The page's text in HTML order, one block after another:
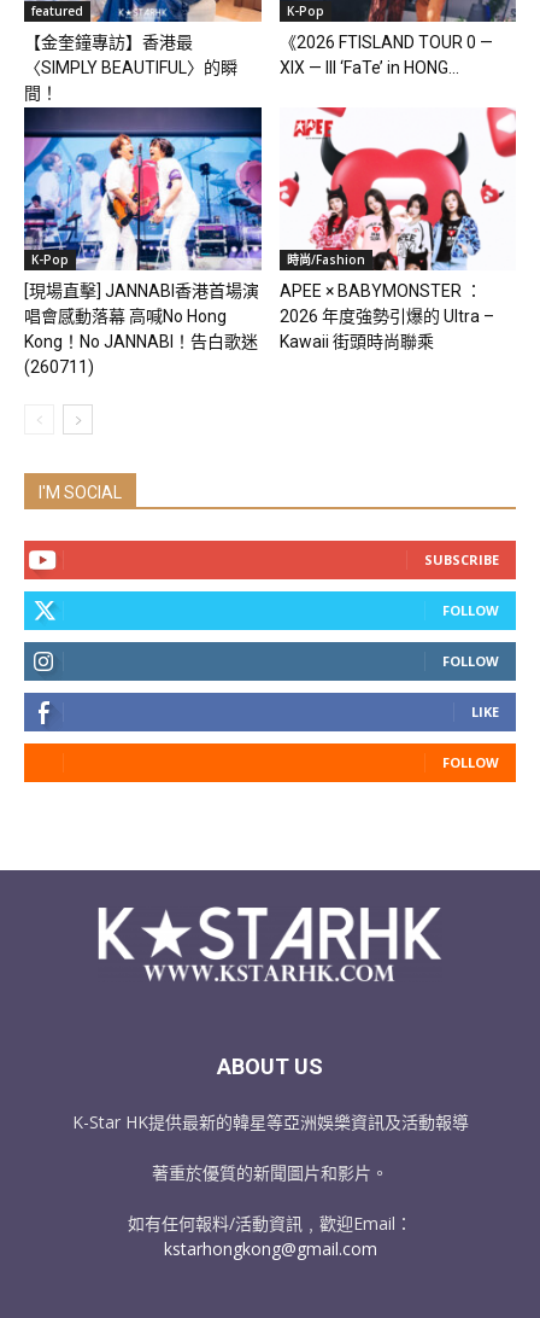
featured
【金奎鐘專訪】香港最
〈SIMPLY BEAUTIFUL〉的瞬
間！
K-Pop
《2026 FTISLAND TOUR 0 —
XIX — III ‘FaTe’ in HONG...
K-Pop
[現場直擊] JANNABI香港首場演
唱會感動落幕 高喊No Hong
Kong！No JANNABI！告白歌迷
(260711)
時尚/Fashion
APEE × BABYMONSTER ：
2026 年度強勢引爆的 Ultra –
Kawaii 街頭時尚聯乘
I'M SOCIAL
SUBSCRIBE
FOLLOW
FOLLOW
LIKE
FOLLOW
ABOUT US
K-Star HK提供最新的韓星等亞洲娛樂資訊及活動報導
著重於優質的新聞圖片和影片。
如有任何報料/活動資訊﹐歡迎Email：
kstarhongkong@gmail.com